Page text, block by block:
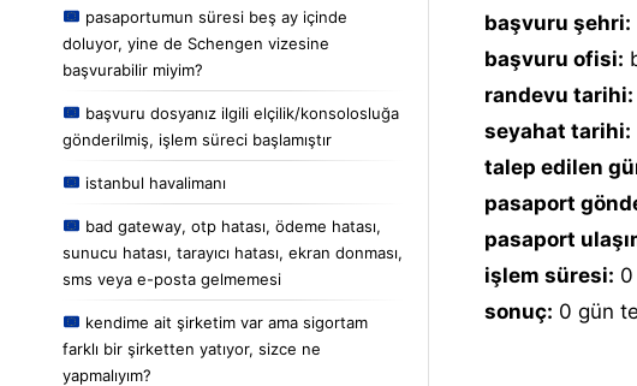
pasaportumun süresi beş ay içinde
doluyor, yine de Schengen vizesine
başvurabilir miyim?
başvuru dosyanız ilgili elçilik/konsolosluğa
gönderilmiş, işlem süreci başlamıştır
istanbul havalimanı
bad gateway, otp hatası, ödeme hatası,
sunucu hatası, tarayıcı hatası, ekran donması,
sms veya e-posta gelmemesi
kendime ait şirketim var ama sigortam
farklı bir şirketten yatıyor, sizce ne
yapmalıyım?
başvuru şehri:
başvuru ofisi:
randevu tarihi:
seyahat tarihi:
talep edilen
pasaport
pasaport
işlem süresi:
sonuç: 0 gün